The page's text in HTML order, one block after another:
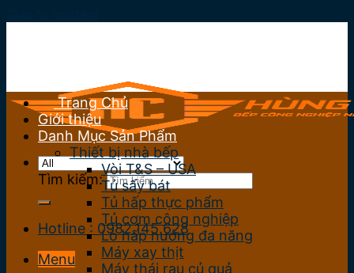
Tìm kiếm:
Hotline : 0982.145.628
Menu
Trang Chủ
Giới thiệu
Danh Mục Sản Phẩm
Thiết bị nhà bếp
Vòi T&S – USA
Tủ sấy bát
Tủ hấp thực phẩm
Tủ cơm công nghiệp
Lò hấp nướng đa năng
Máy xay thịt
Máy thái rau củ quả